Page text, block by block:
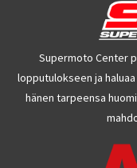
Supermoto Center
lopputulokseen ja
hänen tarpeensa